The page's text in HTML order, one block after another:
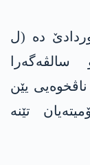
7ێ مەھا خوردادێ دە (ل
ناڤخوەیی یێن
تێنە